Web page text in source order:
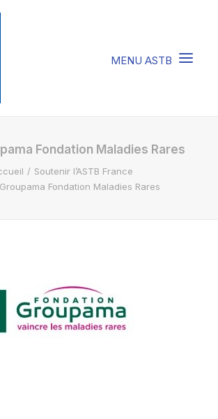
LA STB
STB
Fondation Maladies Rares
Soutenir l’ASTB France
Fondation Maladies Rares